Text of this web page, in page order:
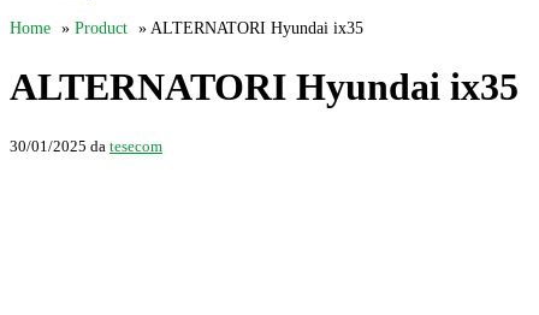
Home » Product » ALTERNATORI Hyundai ix35
ALTERNATORI Hyundai ix35
30/01/2025 da tesecom